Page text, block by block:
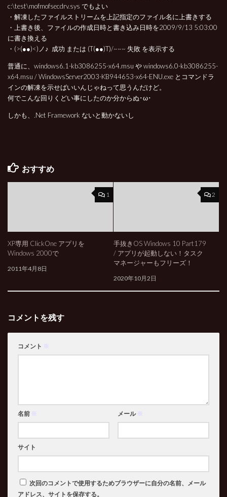
c:\test\mofmofsecdrv.sys でもよい
・解凍したファイルストリームを上記指定のファイル名に上書きする
・上書き後、ファイルの作成日時と書き込み日時を2009/9/13 5:03:00
に書き換える
・(>(●●)<)ノ♪ 成功 または (T(●●)T)/~~~ 失敗 を表示する
普通に、windows6.1-kb3086255-x64.msu や windows6.0-kb3086255-
x64.msu / WindowsServer2003-KB944653-x64-ENU.exe とコマンドラ
インの解凍を示せばいいんじゃねって思うんだけど。
何でこんな回りくどい事にしたのか分からぬ･ω･
しかも、.Net Framework ないと動かないし
おすすめ
1
XP専用 ClickOne アプリを
Windows 2000で
2011年4月8日
2
手抜きOS Windows 10 Part179
/ アプリが起動しない！タスク
マネージャーもフリーズ！
2020年10月2日
コメントを残す
コメント ※
名前 ※ メール ※
サイト
次回のコメントで使用するためブラウザーに自分の名前、メール
アドレス、サイトを保存する。